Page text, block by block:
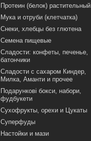
Протеин (белок) растительный
Мука и отруби (клетчатка)
Снеки, хлебцы без глютена
Семена пищевые
Сладости: конфеты, печенье,
батончики
Сладости с сахаром Киндер,
Милка, Аманти и прочее
Подарункові бокси, набори,
фудбукети
Сухофрукты, орехи и Цукаты
Суперфуды
Настойки и мази